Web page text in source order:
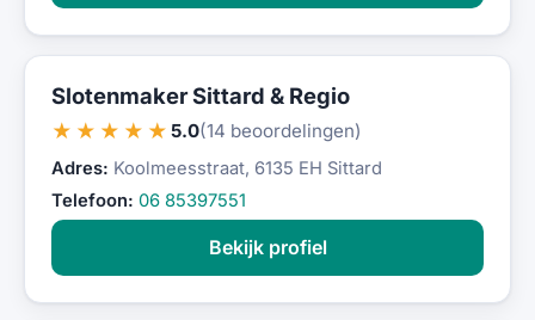
Slotenmaker Sittard & Regio
★★★★★ 5.0(14 beoordelingen)
Adres: Koolmeesstraat, 6135 EH Sittard
Telefoon: 06 85397551
Bekijk profiel